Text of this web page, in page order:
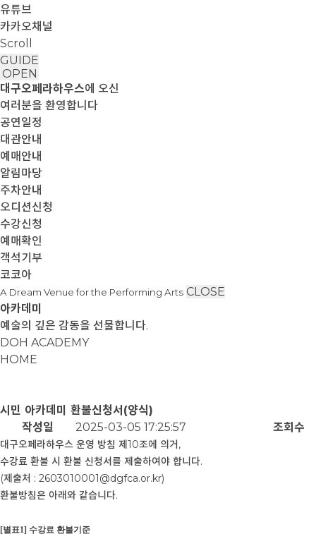
유튜브
카카오채널
Scroll
GUIDE
OPEN
대구오페라하우스에 오신
여러분을 환영합니다
공연일정
대관안내
예매안내
알림마당
주차안내
오디션신청
수강신청
예매확인
객석기부
코코아
A Dream Venue for the Performing Arts CLOSE
아카데미
예술의 깊은 감동을 선물합니다.
DOH ACADEMY
HOME
시민 아카데미 환불신청서(양식)
작성일
2025-03-05 17:25:57 조회수
대구오페라하우스 운영 방침 제10조에 의거,
수강료 환불 시 환불 신청서를 제출하여야 합니다.
(제출처 : 2603010001@dgfca.or.kr)
환불방침은 아래와 같습니다.
[별표1] 수강료 환불기준